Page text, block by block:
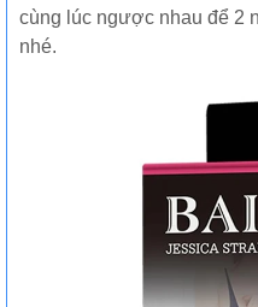
cùng lúc ngược nhau để 2
nhé.